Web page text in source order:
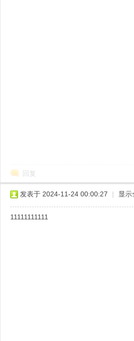
回复
发表于 2024-11-24 00:00:27 | 显示
11111111111